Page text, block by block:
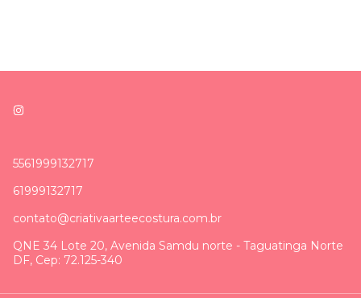
5561999132717
61999132717
contato@criativaarteecostura.com.br
QNE 34 Lote 20, Avenida Samdu norte - Taguatinga Norte
DF, Cep: 72.125-340